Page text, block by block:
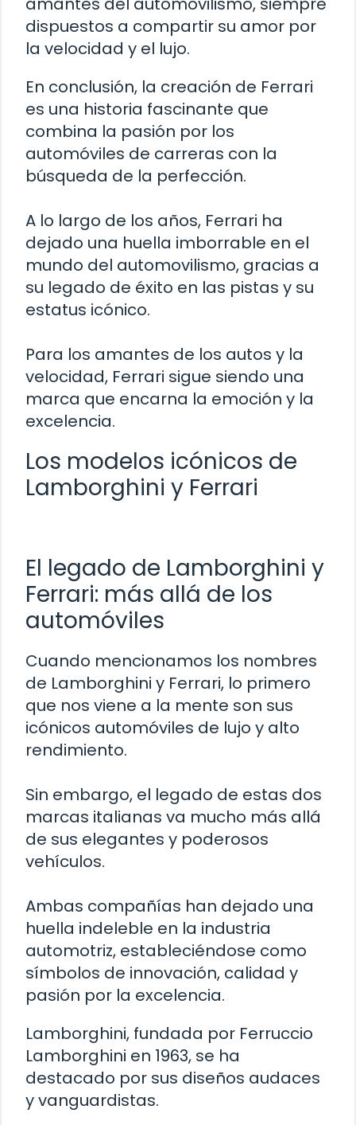
dispuestos a compartir su amor por
la velocidad y el lujo.
En conclusión, la creación de Ferrari
es una historia fascinante que
combina la pasión por los
automóviles de carreras con la
búsqueda de la perfección.
A lo largo de los años, Ferrari ha
dejado una huella imborrable en el
mundo del automovilismo, gracias a
su legado de éxito en las pistas y su
estatus icónico.
Para los amantes de los autos y la
velocidad, Ferrari sigue siendo una
marca que encarna la emoción y la
excelencia.
Los modelos icónicos de
Lamborghini y Ferrari
El legado de Lamborghini y
Ferrari: más allá de los
automóviles
Cuando mencionamos los nombres
de Lamborghini y Ferrari, lo primero
que nos viene a la mente son sus
icónicos automóviles de lujo y alto
rendimiento.
Sin embargo, el legado de estas dos
marcas italianas va mucho más allá
de sus elegantes y poderosos
vehículos.
Ambas compañías han dejado una
huella indeleble en la industria
automotriz, estableciéndose como
símbolos de innovación, calidad y
pasión por la excelencia.
Lamborghini, fundada por Ferruccio
Lamborghini en 1963, se ha
destacado por sus diseños audaces
y vanguardistas.